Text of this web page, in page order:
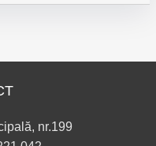
nr.199